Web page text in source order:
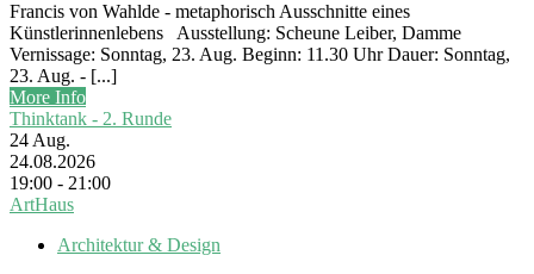
Francis von Wahlde - metaphorisch Ausschnitte eines
Künstlerinnenlebens Ausstellung: Scheune Leiber, Damme
Vernissage: Sonntag, 23. Aug. Beginn: 11.30 Uhr Dauer: Sonntag,
23. Aug. - [...]
More Info
Thinktank - 2. Runde
24 Aug.
24.08.2026
19:00 - 21:00
ArtHaus
Architektur & Design